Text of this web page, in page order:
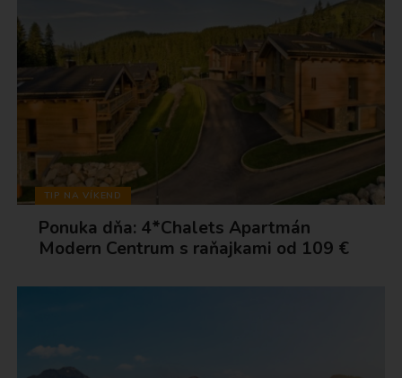
TIP NA VÍKEND
Ponuka dňa: 4*Chalets Apartmán
Modern Centrum s raňajkami od 109 €